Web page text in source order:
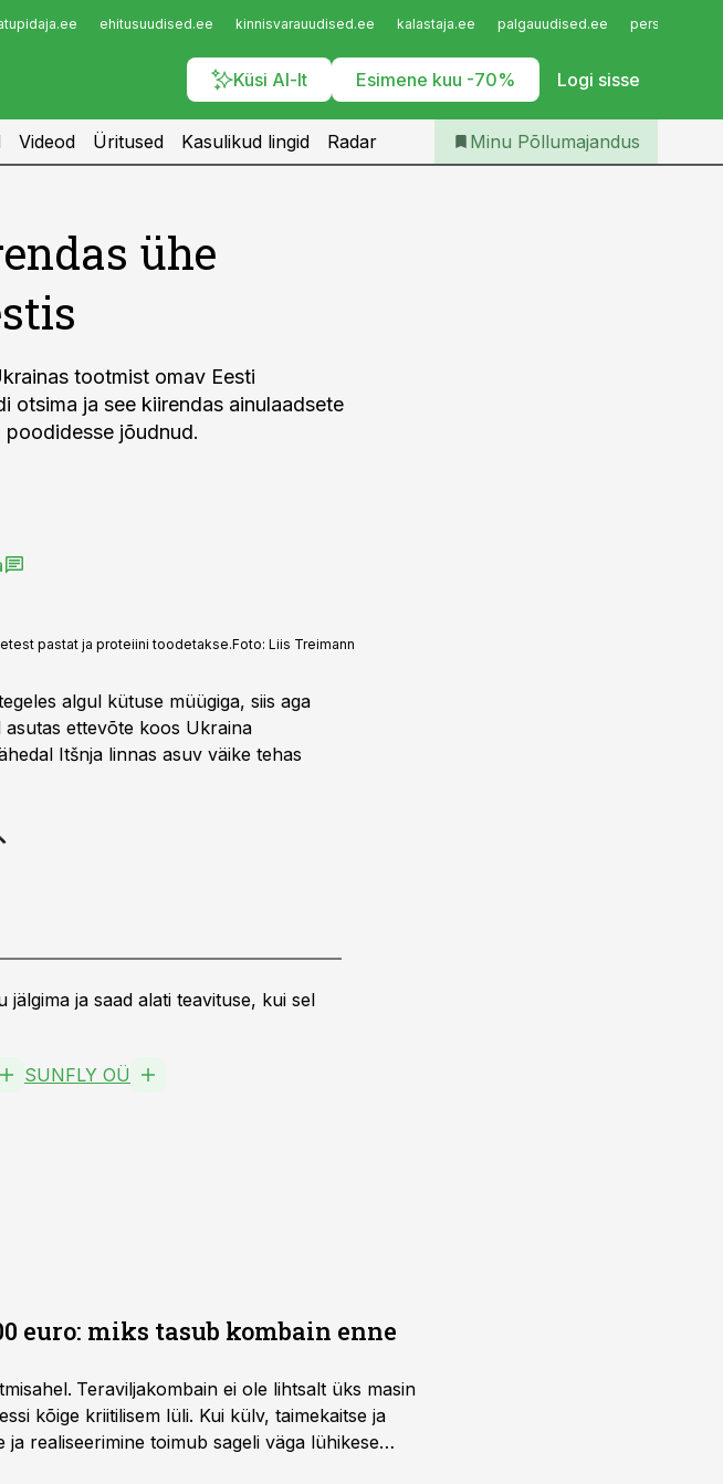
ehitusuudised.ee kinnisvarauudised.ee kalastaja.ee palgauudised.ee
Küsi AI-lt Esimene kuu -70% Logi sisse
Iseteenindus
Telli Põllumajandus
Videod Üritused Kasulikud lingid Radar Minu Põllumajandus
ühe
tootmist omav Eesti
otsima ja see kiirendas ainulaadsete
jõudnud.
pastat ja proteiini toodetakse.Foto: Liis Treimann
algul kütuse müügiga, siis aga
asutas ettevõte koos Ukraina
Itšnja linnas asuv väike tehas
jälgima ja saad alati teavituse, kui sel
SUNFLY OÜ
euro: miks tasub kombain enne
Teraviljakombain ei ole lihtsalt üks masin
kõige kriitilisem lüli. Kui külv, taimekaitse ja
realiseerimine toimub sageli väga lühikese